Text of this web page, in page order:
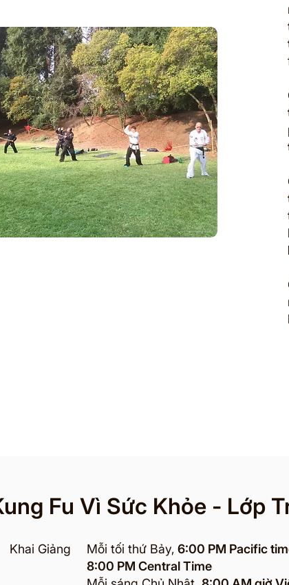
Fu Vì Sức Khỏe - Lớp
Khai Giảng Mỗi tối thứ Bảy, 6:00 PM Pacific
8:00 PM Central Time